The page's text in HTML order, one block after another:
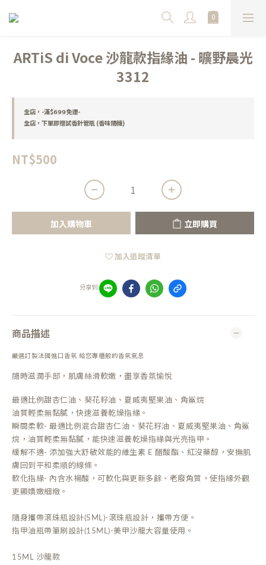
ARTiS di Voce 沙龍款指緣油 - 曠野晨光
3312
全店，-滿$𝟲𝟵𝟵免運-
全店，下單即贈試香針管瓶 (香味隨機)
NT$500
加入購物車 立即購買
加入追蹤清單
分享到
商品描述
嚴選訂製法國進口香氛 給您專櫃般的香氛氣息
隨時滋潤手部，肌膚絲滑軟嫩，盡享香氛愉悅
最適比例甜杏仁油、葵花籽油、夏威夷堅果油、角鯊烷
油質輕柔無黏膩，快速滋養乾燥指緣。
瞬間柔軟- 最適比例混合甜杏仁油、葵花籽油、夏威夷堅果油、角鯊
烷，油質輕柔無黏膩，能快速滋養乾燥指緣與光亮指甲。
緩解不適- 添加強大舒敏效能的維生素 E 醋酸酯、紅沒藥醇，安撫肌
膚回到平和柔順的線條。
軟化指緣- 內含水楊酸，可軟化與更新多餘、老廢角質，使指緣外觀
更顯嬌嫩細緻。
隨身攜帶滾珠瓶設計(5ML)-滾珠瓶設計，攜帶方便。
指甲油瓶帶筆刷設計(15ML)-美甲沙龍大容量使用。
15ML 沙龍款